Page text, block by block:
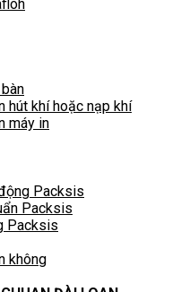
hút khí hoặc nạp khí
máy in
Packsis
Packsis
Packsis
không